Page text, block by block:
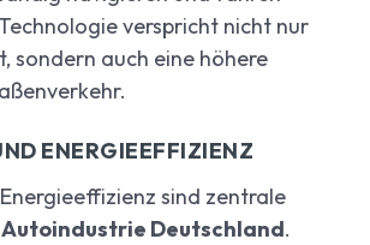
verspricht nicht nur
sondern auch eine höhere
ENERGIEEFFIZIENZ
sind zentrale
Autoindustrie Deutschland.